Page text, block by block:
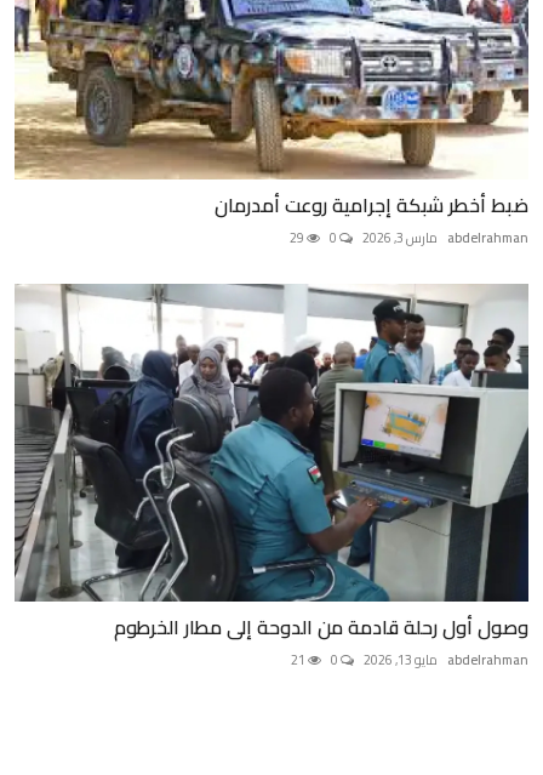
ضبط أخطر شبكة إجرامية روعت أمدرمان
abdelrahman مارس 3, 2026
وصول أول رحلة قادمة من الدوحة إلى مطار الخرطوم
abdelrahman مايو 13, 2026